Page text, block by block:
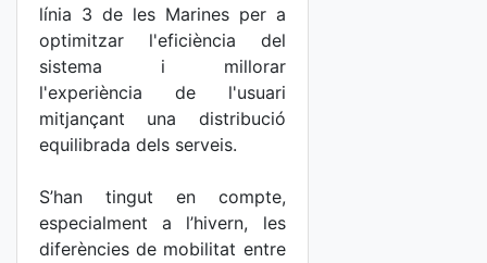
línia 3 de les Marines per a
optimitzar l'eficiència del
sistema i millorar
l'experiència de l'usuari
mitjançant una distribució
equilibrada dels serveis.
S’han tingut en compte,
especialment a l’hivern, les
diferències de mobilitat entre